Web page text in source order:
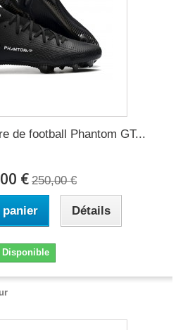
de football Phantom GT...
€ 250,00 €
Détails
Disponible